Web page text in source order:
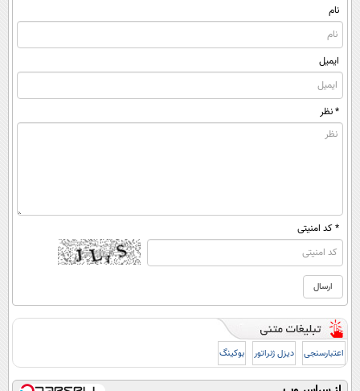
نام
ایمیل
* نظر
* کد امنیتی
اعتبارسنجی دیزل ژنراتور بوکینگ